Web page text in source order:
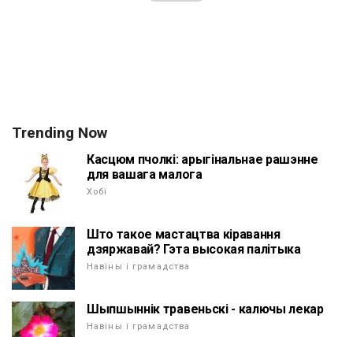
Trending Now
Касцюм пчолкі: арыгінальнае рашэнне
для вашага малога
Хобі
Што такое мастацтва кіравання
дзяржавай? Гэта высокая палітыка
Навіны і грамадства
Шыпшыннік травеньскі - калючы лекар
Навіны і грамадства